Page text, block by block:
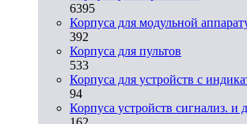
6395
Корпуса для модульной
392
Корпуса для пультов
533
Корпуса для устройств с
94
Корпуса устройств сигнализ. и